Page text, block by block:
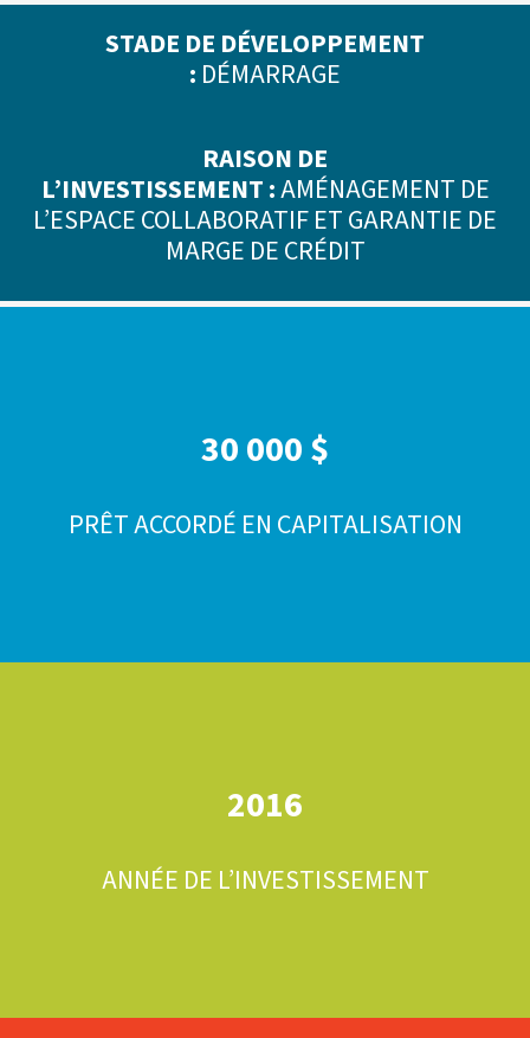
STADE DE DÉVELOPPEMENT
: DÉMARRAGE
RAISON DE
L’INVESTISSEMENT :AMÉNAGEMENT DE
L’ESPACE COLLABORATIF ET GARANTIE DE
MARGE DE CRÉDIT
30 000 $
PRÊT ACCORDÉ EN CAPITALISATION
2016
ANNÉE DE L’INVESTISSEMENT